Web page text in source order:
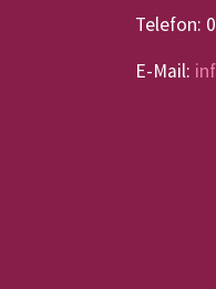
Telefon:
E-Mail: